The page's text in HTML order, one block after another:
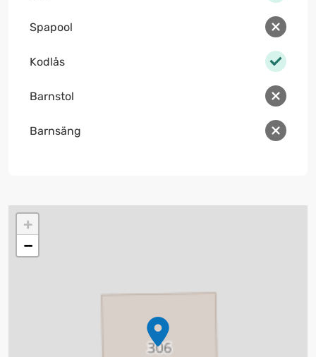
Spapool
Kodlås
Barnstol
Barnsäng
+
−